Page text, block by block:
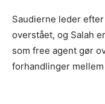
Saudierne leder
overstået, og Salah
som free agent gør
forhandlinger